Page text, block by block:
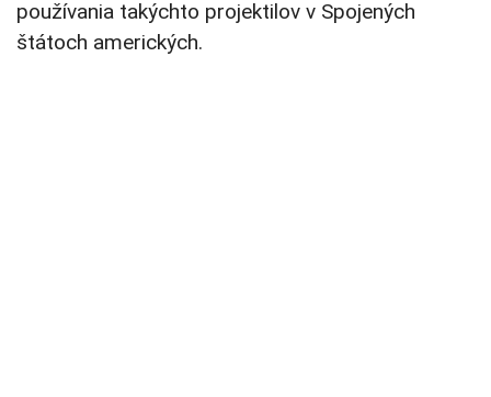
používania takýchto projektilov v Spojených
štátoch amerických.